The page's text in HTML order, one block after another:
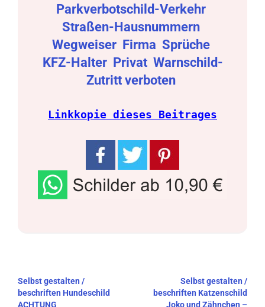
Parkverbotschild-Verkehr
Straßen-Hausnummern
Wegweiser Firma Sprüche
KFZ-Halter Privat Warnschild-
Zutritt verboten
Linkkopie dieses Beitrages
Beitragsnavigation
Selbst gestalten /
beschriften Hundeschild
ACHTUNG
Selbst gestalten /
beschriften Katzenschild
Joko und Zähnchen –